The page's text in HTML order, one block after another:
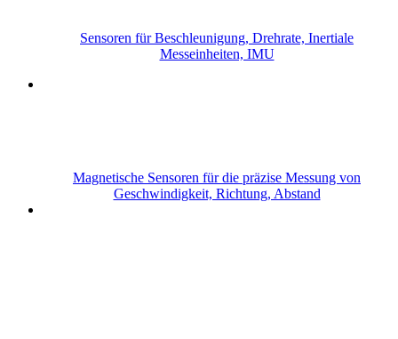
Sensoren für Beschleunigung, Drehrate, Inertiale
Messeinheiten, IMU
Magnetische Sensoren für die präzise Messung von
Geschwindigkeit, Richtung, Abstand